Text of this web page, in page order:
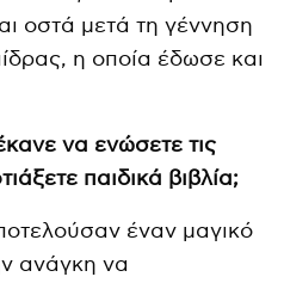
οστά μετά τη γέννηση
η οποία έδωσε και
να ενώσετε τις
παιδικά βιβλία;
έναν μαγικό
ανάγκη να